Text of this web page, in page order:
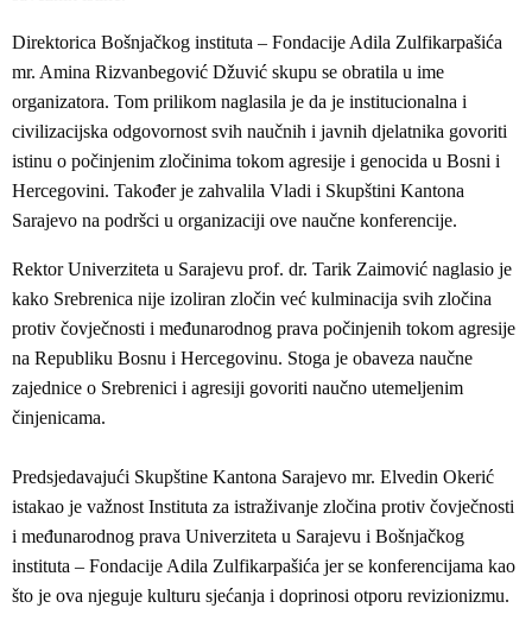
Direktorica Bošnjačkog instituta – Fondacije Adila Zulfikarpašića
mr. Amina Rizvanbegović Džuvić skupu se obratila u ime
organizatora. Tom prilikom naglasila je da je institucionalna i
civilizacijska odgovornost svih naučnih i javnih djelatnika govoriti
istinu o počinjenim zločinima tokom agresije i genocida u Bosni i
Hercegovini. Također je zahvalila Vladi i Skupštini Kantona
Sarajevo na podršci u organizaciji ove naučne konferencije.
Rektor Univerziteta u Sarajevu prof. dr. Tarik Zaimović naglasio je
kako Srebrenica nije izoliran zločin već kulminacija svih zločina
protiv čovječnosti i međunarodnog prava počinjenih tokom agresije
na Republiku Bosnu i Hercegovinu. Stoga je obaveza naučne
zajednice o Srebrenici i agresiji govoriti naučno utemeljenim
činjenicama.
Predsjedavajući Skupštine Kantona Sarajevo mr. Elvedin Okerić
istakao je važnost Instituta za istraživanje zločina protiv čovječnosti
i međunarodnog prava Univerziteta u Sarajevu i Bošnjačkog
instituta – Fondacije Adila Zulfikarpašića jer se konferencijama kao
što je ova njeguje kulturu sjećanja i doprinosi otporu revizionizmu.